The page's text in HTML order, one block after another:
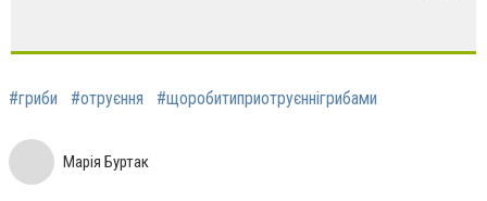
#гриби #отруєння #щоробитиприотруєннігрибами
Марія Буртак